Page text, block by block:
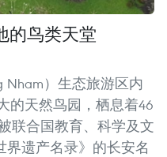
的鸟类天堂
Nham）生态旅游区内
的天然鸟园，栖息着46
联合国教育、科学及文
界遗产名录》的长安名